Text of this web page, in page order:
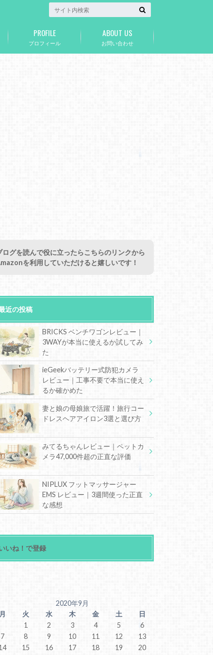
プロフィール
PROFILE
お問い合わせ
ABOUT US
ログを読んで役に立ったらこちらのリンクから
を利用していただけると嬉しいです！
近の投稿
BRICKS ベンチワゴンレビュー｜
3WAYが本当に使えるか試してみ
た
ieGeekバッテリー式防犯カメラ
レビュー｜工事不要で本当に使え
るか確かめた
妻と娘の母娘旅で活躍！旅行コー
ドレスヘアアイロン3選と選び方
みてるちゃんレビュー｜ペットカ
メラ47,000件超の正直な評価
NIPLUX フットマッサージャー
EMS レビュー｜3週間使った正直
な感想
いね！で登録
2020年9月
月
火 水 木 金 土
日
1
2 3 4 5
6
7
8 9 10 11 12
13
15 16 17 18 19
20